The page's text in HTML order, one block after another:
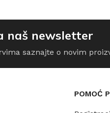
naš newsletter
saznajte o novim
POMOĆ